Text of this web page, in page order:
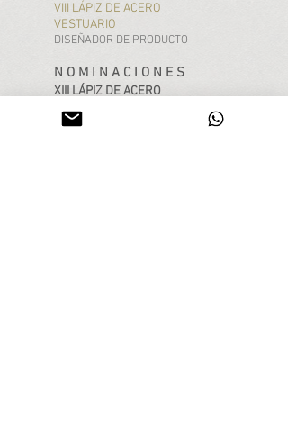
VIII LÁPIZ DE ACERO
VESTUARIO
DISEÑADOR DE PRODUCTO
N O M I N A C I O N E S
XIII LÁPIZ DE ACERO
IDENTIDAD VISUAL
DISEÑADOR